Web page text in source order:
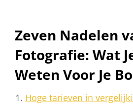
Zeven Nadelen
Fotografie: Wat
Weten Voor Je
Hoge tarieven in